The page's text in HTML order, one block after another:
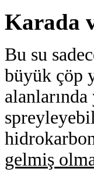
Karada
Bu su
büyük çöp
gelmiş